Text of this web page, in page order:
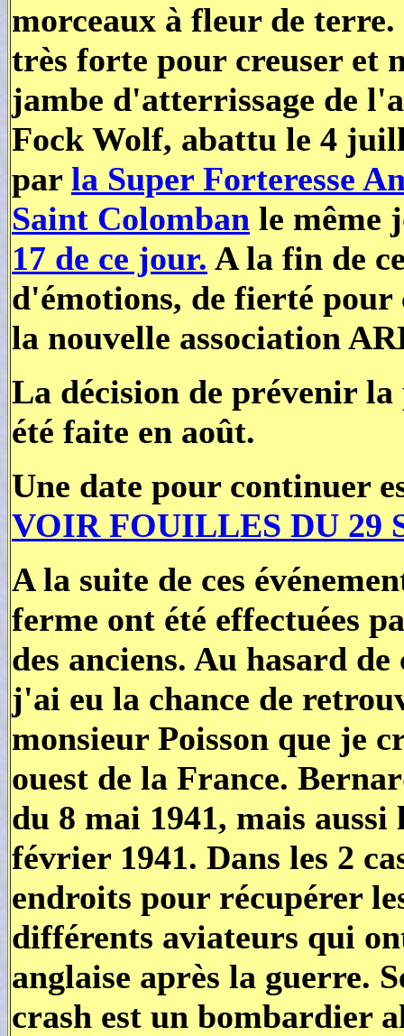
morceaux à fleur de
très forte pour creuser et
jambe d'atterrissage de
Fock Wolf, abattu le 4
par la Super Forteresse
Saint Colomban le même
17 de ce jour. A la fin de
d'émotions, de fierté pour
la nouvelle association
La décision de prévenir
été faite en août.
Une date pour continuer
VOIR FOUILLES DU 29
A la suite de ces
ferme ont été effectuées
des anciens. Au hasard
j'ai eu la chance de
monsieur Poisson que je
ouest de la France.
du 8 mai 1941, mais
février 1941. Dans les 2
endroits pour récupérer
différents aviateurs qui
anglaise après la guerre.
crash est un bombardier